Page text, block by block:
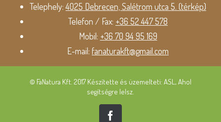
Telephely:4025 Debrecen, Salétrom utca 5. (térkép)
Telefon / Fax: +36 52 447 578
Mobil: +36 70 94 95 169
E-mail: fanaturakft@gmail.com
© FaNatura Kft. 2017 Készítette és üzemelteti: ASL, Ahol
segítségre lelsz.